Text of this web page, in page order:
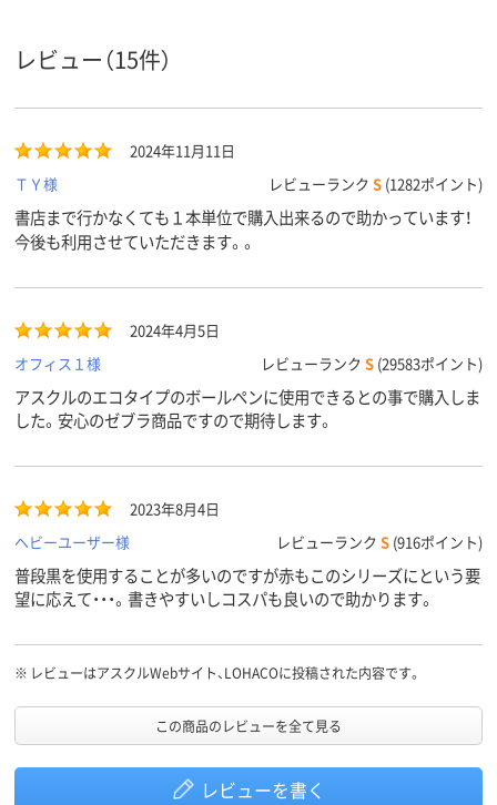
アスクル
商品環境
レビュー（15件）
2024年11月11日
ＴＹ様
レビューランク S (1282ポイント)
書店まで行かなくても１本単位で購入出来るので助かっています！
今後も利用させていただきます。。
2024年4月5日
オフィス１様
レビューランク S (29583ポイント)
アスクルのエコタイプのボールペンに使用できるとの事で購入しま
した。安心のゼブラ商品ですので期待します。
2023年8月4日
ヘビーユーザー様
レビューランク S (916ポイント)
普段黒を使用することが多いのですが赤もこのシリーズにという要
望に応えて・・・。書きやすいしコスパも良いので助かります。
※ レビューはアスクルWebサイト、LOHACOに投稿された内容です。
この商品のレビューを全て見る
レビューを書く